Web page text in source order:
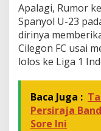
Apalagi, Rumor
Spanyol U-23
dirinya
Cilegon FC usai
lolos ke Liga 1
Baca Juga :
Persiraja
Sore Ini